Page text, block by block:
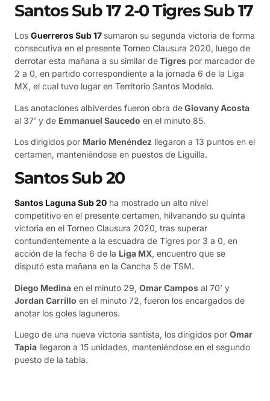
Santos Sub 17 2-0 Tigres Sub 17
Los Guerreros Sub 17 sumaron su segunda victoria de forma
consecutiva en el presente Torneo Clausura 2020, luego de
derrotar esta mañana a su similar deTigres por marcador de
2 a 0, en partido correspondiente a la jornada 6 de la Liga
MX, el cual tuvo lugar en Territorio Santos Modelo.
Las anotaciones albiverdes fueron obra deGiovany Acosta
al 37’ y de Emmanuel Saucedo en el minuto 85.
Los dirigidos por Mario Menéndez llegaron a 13 puntos en el
certamen, manteniéndose en puestos de Liguilla.
Santos Sub 20
Santos Laguna Sub 20 ha mostrado un alto nivel
competitivo en el presente certamen, hilvanando su quinta
victoria en el Torneo Clausura 2020, tras superar
contundentemente a la escuadra de Tigres por 3 a 0, en
acción de la fecha 6 de la Liga MX, encuentro que se
disputó esta mañana en la Cancha 5 de TSM.
Diego Medina en el minuto 29, Omar Campos al 70’ y
Jordan Carrillo en el minuto 72, fueron los encargados de
anotar los goles laguneros.
Luego de una nueva victoria santista, los dirigidos por Omar
Tapia llegaron a 15 unidades, manteniéndose en el segundo
puesto de la tabla.